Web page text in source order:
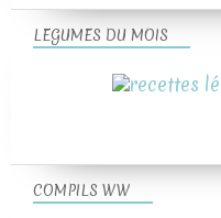
LEGUMES DU MOIS
COMPILS WW